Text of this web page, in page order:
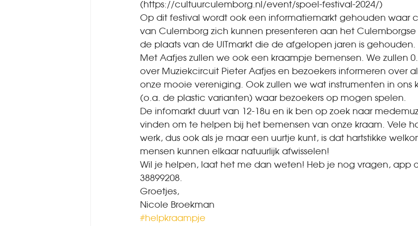
(https://cultuurculemborg.nl/event/spoel-festival-2024/)
Op dit festival wordt ook een informatiemarkt gehouden waar
van Culemborg zich kunnen presenteren aan het Culemborgse
de plaats van de UITmarkt die de afgelopen jaren is gehouden.
Met Aafjes zullen we ook een kraampje bemensen. We zullen
over Muziekcircuit Pieter Aafjes en bezoekers informeren over
onze mooie vereniging. Ook zullen we wat instrumenten in ons
(o.a. de plastic varianten) waar bezoekers op mogen spelen.
De infomarkt duurt van 12-18u en ik ben op zoek naar
vinden om te helpen bij het bemensen van onze kraam. Vele
werk, dus ook als je maar een uurtje kunt, is dat hartstikke
mensen kunnen elkaar natuurlijk afwisselen!
Wil je helpen, laat het me dan weten! Heb je nog vragen, app
38899208.
Groetjes,
Nicole Broekman
#helpkraampje